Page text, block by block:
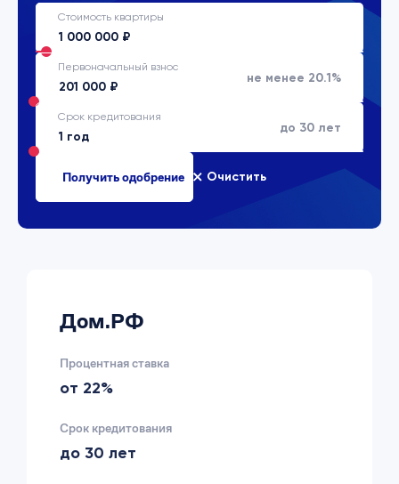
Стоимость квартиры
Первоначальный взнос
не менее 20.1%
Срок кредитования
до 30 лет
Очистить
Дом.РФ
Процентная ставка
от 22%
Срок кредитования
до 30 лет